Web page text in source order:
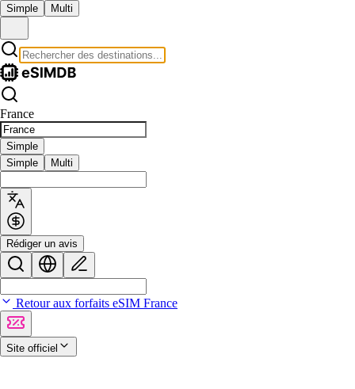
Simple Multi
France
Simple
Simple
Multi
Rédiger un avis
Retour aux forfaits eSIM France
Site officiel